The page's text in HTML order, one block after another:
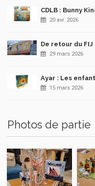
CDLB : Bunny
20 avr. 2026
De retour du FIJ
29 mars 2026
Ayar : Les
15 mars 2026
Photos de partie